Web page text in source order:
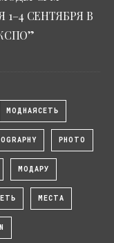
СЕНТЯБРЯ В
МОДНАЯСЕТЬ
PHOTO
МОДАРУ
МЕСТА